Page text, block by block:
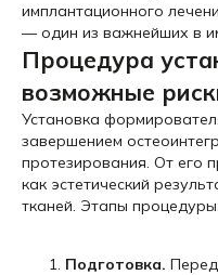
имплантационного
— один из важнейших в
Процедура
возможные
Установка
завершением
протезирования. От его
как эстетический
тканей. Этапы процедуры:
Подготовка.